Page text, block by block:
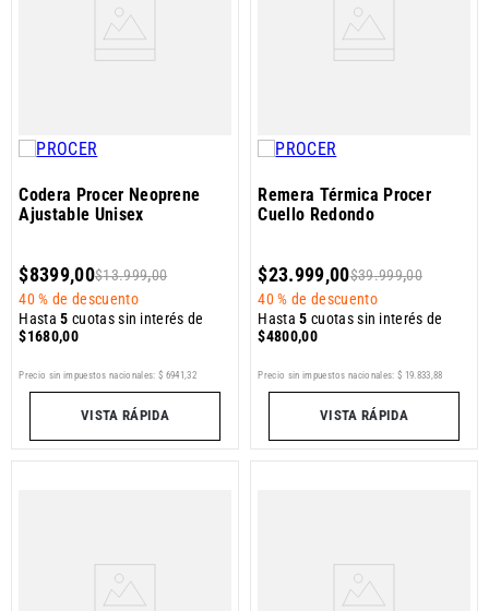
Codera Procer Neoprene
Ajustable Unisex
$8399,00$13.999,00
40 % de descuento
Hasta5 cuotas sin interés de
$1680,00
Precio sin impuestos nacionales: $ 6941 ,32
VISTA RÁPIDA
Remera Térmica Procer
Cuello Redondo
$23.999,00$39.999,00
40 % de descuento
Hasta5 cuotas sin interés de
$4800,00
Precio sin impuestos nacionales: $ 19 833 88
VISTA RÁPIDA